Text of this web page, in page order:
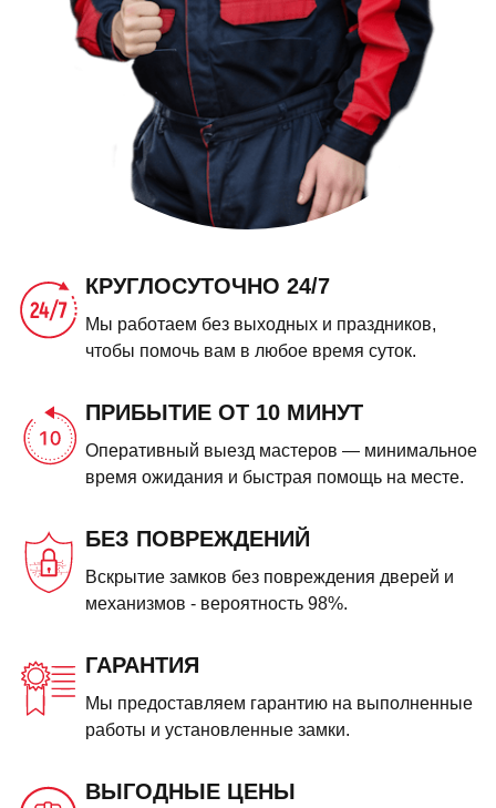
КРУГЛОСУТОЧНО 24/7
Мы работаем без выходных и праздников,
чтобы помочь вам в любое время суток.
ПРИБЫТИЕ ОТ 10 МИНУТ
Оперативный выезд мастеров — минимальное
время ожидания и быстрая помощь на месте.
БЕЗ ПОВРЕЖДЕНИЙ
Вскрытие замков без повреждения дверей и
механизмов - вероятность 98%.
ГАРАНТИЯ
Мы предоставляем гарантию на выполненные
работы и установленные замки.
ВЫГОДНЫЕ ЦЕНЫ